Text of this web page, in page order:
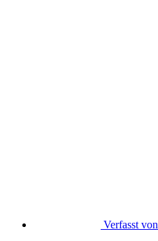
Verfasst von